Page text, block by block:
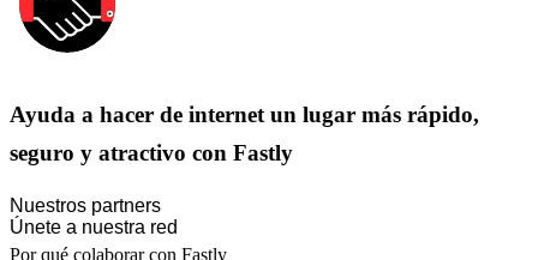
Ayuda a hacer de internet un lugar más rápido,
seguro y atractivo con Fastly
Nuestros partners
Únete a nuestra red
Por qué colaborar con Fastly